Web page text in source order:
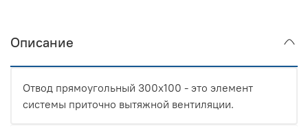
Описание
Отвод прямоугольный 300x100 - это элемент
системы приточно вытяжной вентиляции.